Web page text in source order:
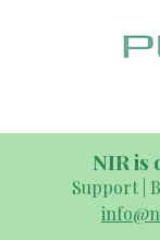
NIR is
Support |